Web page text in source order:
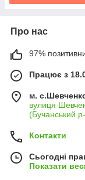
Про нас
97%
Працює з
м.
вулиця
(Бучанський
Контакти
Сьогодні
Показати